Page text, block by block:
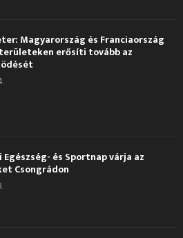
Magyarország és Franciaország
erősíti tovább az
és Sportnap várja az
Csongrádon